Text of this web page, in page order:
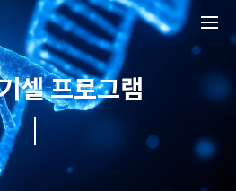
셀 프로그램